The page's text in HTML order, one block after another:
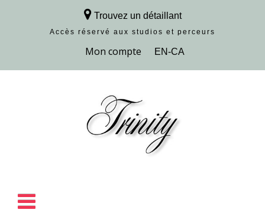
Trouvez un détaillant
Accès réservé aux studios et perceurs